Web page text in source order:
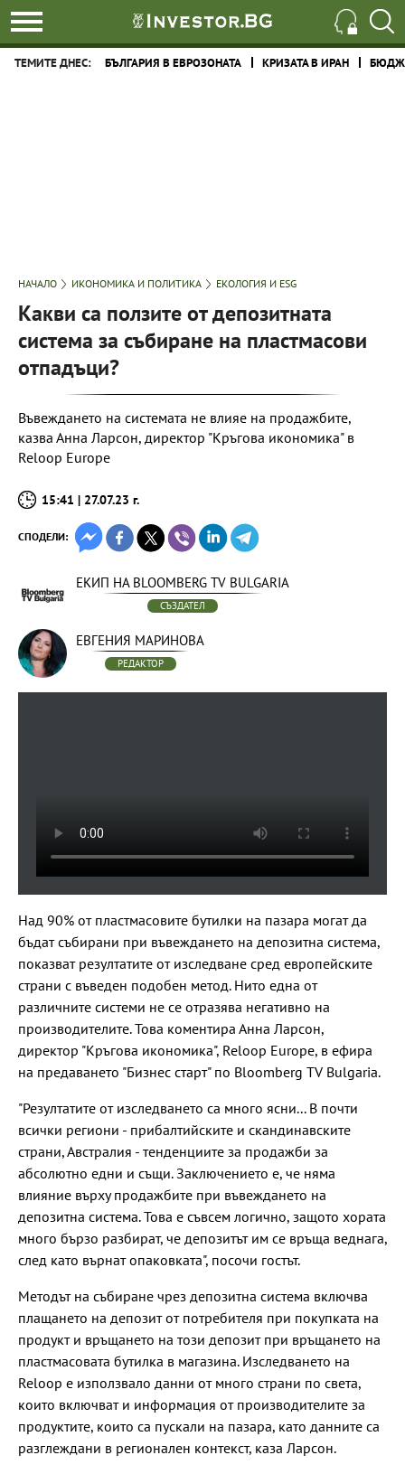
ТЕМИТЕ ДНЕС: БЪЛГАРИЯ В ЕВРОЗОНАТА КРИЗАТА В ИРАН
НАЧАЛО ИКОНОМИКА И ПОЛИТИКА ЕКОЛОГИЯ И ESG
Какви са ползите от депозитната
система за събиране на пластмасови
отпадъци?
Въвеждането на системата не влияе на продажбите,
казва Анна Ларсон, директор "Кръгова икономика" в
Reloop Europe
15:41 | 27.07.23 г.
СПОДЕЛИ:
ЕКИП НА BLOOMBERG TV BULGARIA
СЪЗДАТЕЛ
ЕВГЕНИЯ МАРИНОВА
РЕДАКТОР
Над 90% от пластмасовите бутилки на пазара могат да
бъдат събирани при въвеждането на депозитна система,
показват резултатите от изследване сред европейските
страни с въведен подобен метод. Нито една от
различните системи не се отразява негативно на
производителите. Това коментира Анна Ларсон,
директор "Кръгова икономика", Reloop Europe, в ефира
на предаването "Бизнес старт" по Bloomberg TV Bulgaria.
"Резултатите от изследването са много ясни... В почти
всички региони - прибалтийските и скандинавските
страни, Австралия - тенденциите за продажби за
абсолютно едни и същи. Заключението е, че няма
влияние върху продажбите при въвеждането на
депозитна система. Това е съвсем логично, защото хората
много бързо разбират, че депозитът им се връща веднага,
след като върнат опаковката", посочи гостът.
Методът на събиране чрез депозитна система включва
плащането на депозит от потребителя при покупката на
продукт и връщането на този депозит при връщането на
пластмасовата бутилка в магазина. Изследването на
Reloop е използвало данни от много страни по света,
които включват и информация от производителите за
продуктите, които са пускали на пазара, като данните са
разглеждани в регионален контекст, каза Ларсон.